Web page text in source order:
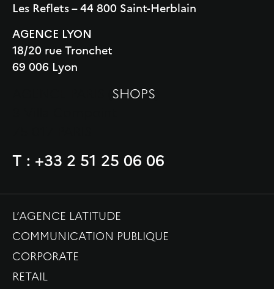
Les Reflets – 44 800 Saint-Herblain
AGENCE LYON
18/20 rue Tronchet
69 006 Lyon
SHOPS
T : +33 2 51 25 06 06
L’AGENCE LATITUDE
COMMUNICATION PUBLIQUE
CORPORATE
RETAIL